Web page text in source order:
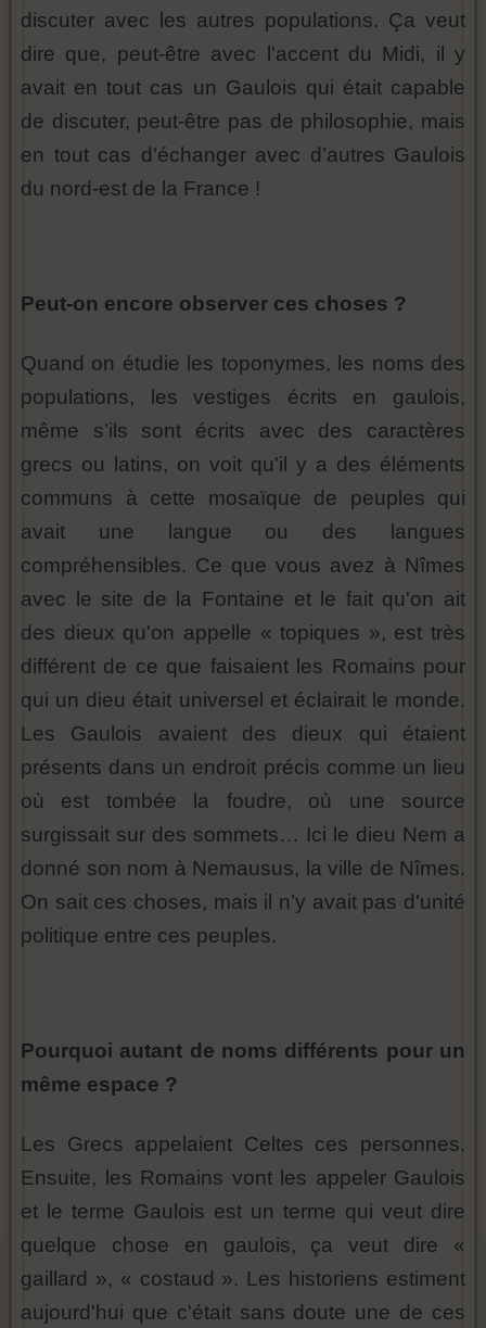
discuter avec les autres populations. Ça veut
dire que, peut-être avec l'accent du Midi, il y
avait en tout cas un Gaulois qui était capable
de discuter, peut-être pas de philosophie, mais
en tout cas d'échanger avec d’autres Gaulois
du nord-est de la France !
Peut-on encore observer ces choses ?
Quand on étudie les toponymes, les noms des
populations, les vestiges écrits en gaulois,
même s’ils sont écrits avec des caractères
grecs ou latins, on voit qu'il y a des éléments
communs à cette mosaïque de peuples qui
avait une langue ou des langues
compréhensibles. Ce que vous avez à Nîmes
avec le site de la Fontaine et le fait qu'on ait
des dieux qu'on appelle « topiques », est très
différent de ce que faisaient les Romains pour
qui un dieu était universel et éclairait le monde.
Les Gaulois avaient des dieux qui étaient
présents dans un endroit précis comme un lieu
où est tombée la foudre, où une source
surgissait sur des sommets… Ici le dieu Nem a
donné son nom à Nemausus, la ville de Nîmes.
On sait ces choses, mais il n’y avait pas d'unité
politique entre ces peuples.
Pourquoi autant de noms différents pour un
même espace ?
Les Grecs appelaient Celtes ces personnes.
Ensuite, les Romains vont les appeler Gaulois
et le terme Gaulois est un terme qui veut dire
quelque chose en gaulois, ça veut dire «
gaillard », « costaud ». Les historiens estiment
aujourd'hui que c'était sans doute une de ces